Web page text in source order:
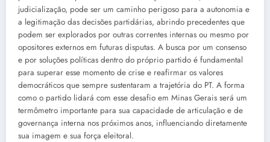
judicialização, pode ser um caminho perigoso para a autonomia e
a legitimação das decisões partidárias, abrindo precedentes que
podem ser explorados por outras correntes internas ou mesmo por
opositores externos em futuras disputas. A busca por um consenso
e por soluções políticas dentro do próprio partido é fundamental
para superar esse momento de crise e reafirmar os valores
democráticos que sempre sustentaram a trajetória do PT. A forma
como o partido lidará com esse desafio em Minas Gerais será um
termômetro importante para sua capacidade de articulação e de
governança interna nos próximos anos, influenciando diretamente
sua imagem e sua força eleitoral.